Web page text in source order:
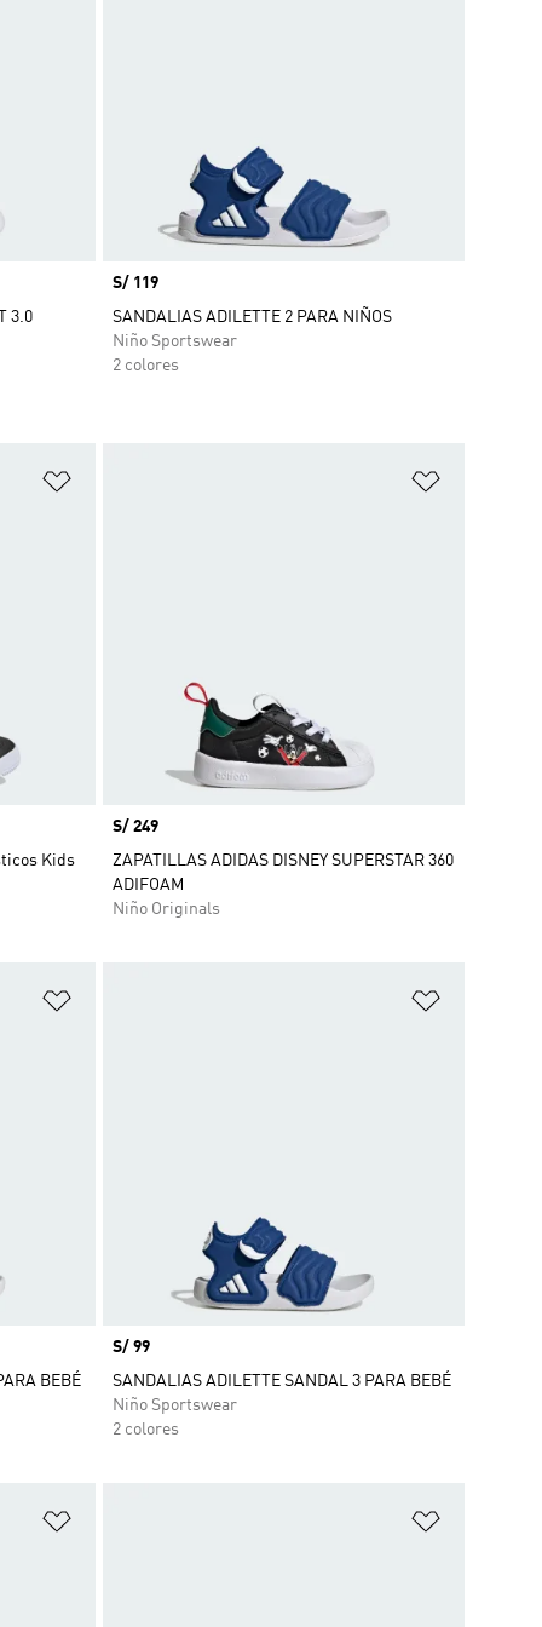
3.0
Precio
S/ 119
SANDALIAS ADILETTE 2 PARA NIÑOS
Niño Sportswear
2 colores
Kids
Precio
S/ 249
ZAPATILLAS ADIDAS DISNEY SUPERSTAR 360
ADIFOAM
Niño Originals
BEBÉ
Precio
S/ 99
SANDALIAS ADILETTE SANDAL 3 PARA BEBÉ
Niño Sportswear
2 colores